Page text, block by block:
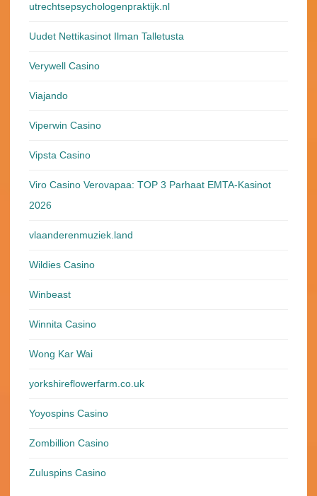
utrechtsepsychologenpraktijk.nl
Uudet Nettikasinot Ilman Talletusta
Verywell Casino
Viajando
Viperwin Casino
Vipsta Casino
Viro Casino Verovapaa: TOP 3 Parhaat EMTA-Kasinot
2026
vlaanderenmuziek.land
Wildies Casino
Winbeast
Winnita Casino
Wong Kar Wai
yorkshireflowerfarm.co.uk
Yoyospins Casino
Zombillion Casino
Zuluspins Casino